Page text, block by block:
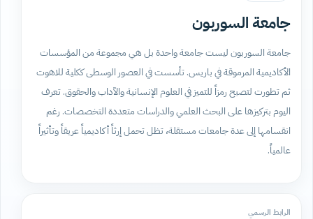
جامعة السوربون
جامعة السوربون ليست جامعة واحدة بل هي مجموعة من المؤسسات
الأكاديمية المرموقة في باريس. تأسست في العصور الوسطى ككلية للاهوت
ثم تطورت لتصبح رمزاً للتميز في العلوم الإنسانية والآداب والحقوق. تعرف
اليوم بتركيزها على البحث العلمي والدراسات متعددة التخصصات. رغم
انقسامها إلى عدة جامعات مستقلة، تظل تحمل إرثاً أكاديمياً عريقاً وتأثيراً
عالمياً.
الرابط الرسمي